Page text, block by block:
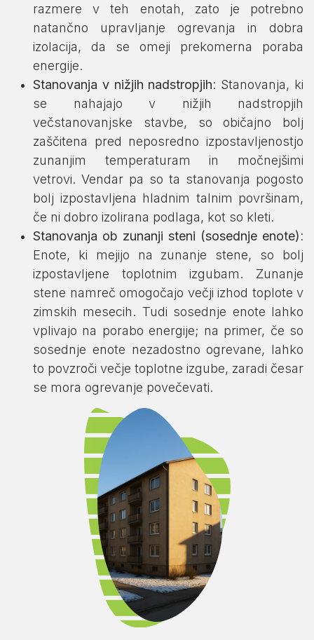
razmere v teh enotah, zato je potrebno
natančno upravljanje ogrevanja in dobra
izolacija, da se omeji prekomerna poraba
energije.
Stanovanja v nižjih nadstropjih: Stanovanja, ki
se nahajajo v nižjih nadstropjih
večstanovanjske stavbe, so običajno bolj
zaščitena pred neposredno izpostavljenostjo
zunanjim temperaturam in močnejšimi
vetrovi. Vendar pa so ta stanovanja pogosto
bolj izpostavljena hladnim talnim površinam,
če ni dobro izolirana podlaga, kot so kleti.
Stanovanja ob zunanji steni (sosednje enote):
Enote, ki mejijo na zunanje stene, so bolj
izpostavljene toplotnim izgubam. Zunanje
stene namreč omogočajo večji izhod toplote v
zimskih mesecih. Tudi sosednje enote lahko
vplivajo na porabo energije; na primer, če so
sosednje enote nezadostno ogrevane, lahko
to povzroči večje toplotne izgube, zaradi česar
se mora ogrevanje povečevati.